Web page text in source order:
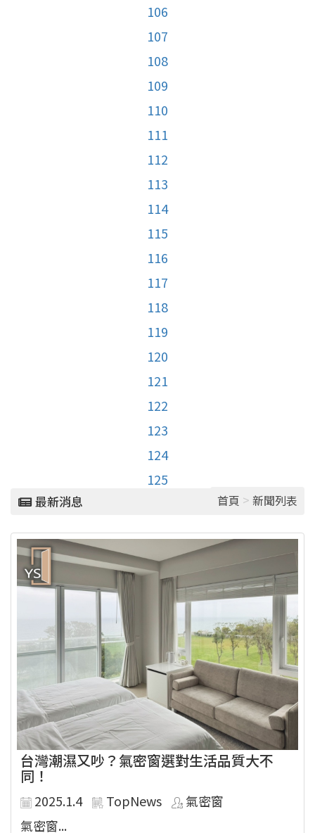
106
107
108
109
110
111
112
113
114
115
116
117
118
119
120
121
122
123
124
125
最新消息 首頁 > 新聞列表
台灣潮濕又吵？氣密窗選對生活品質大不
同！
2025.1.4 TopNews
氣密窗
氣密窗...